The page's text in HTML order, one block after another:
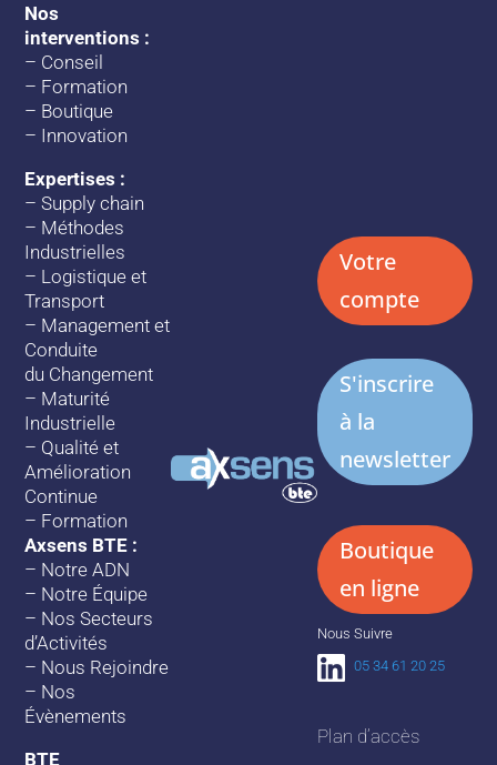
Nos
interventions :
– Conseil
– Formation
– Boutique
– Innovation
Expertises :
–Supply chain
– Méthodes
Industrielles
– Logistique et
Transport
– Management et
Conduite
du Changement
– Maturité
Industrielle
– Qualité et
Amélioration
Continue
– Formation
Axsens BTE :
– Notre ADN
– Notre Équipe
– Nos Secteurs
d’Activités
– Nous Rejoindre
– Nos
Évènements
BTE
Votre
compte
S'inscrire
à la
newsletter
Boutique
en ligne
Nous Suivre
05 34 61 20 25
Plan d’accès